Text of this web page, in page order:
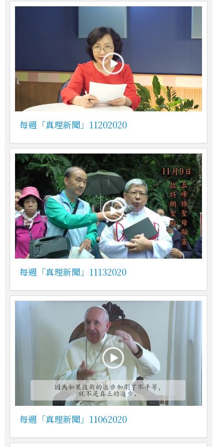
每週「真理新聞」11202020
每週「真理新聞」11132020
每週「真理新聞」11062020